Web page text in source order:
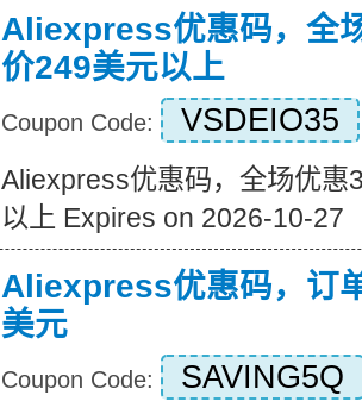
Aliexpress优惠码，全
价249美元以上
Coupon Code: VSDEIO35
Aliexpress优惠码，全场优惠
以上 Expires on 2026-10-27
Aliexpress优惠码，订
美元
Coupon Code: SAVING5Q